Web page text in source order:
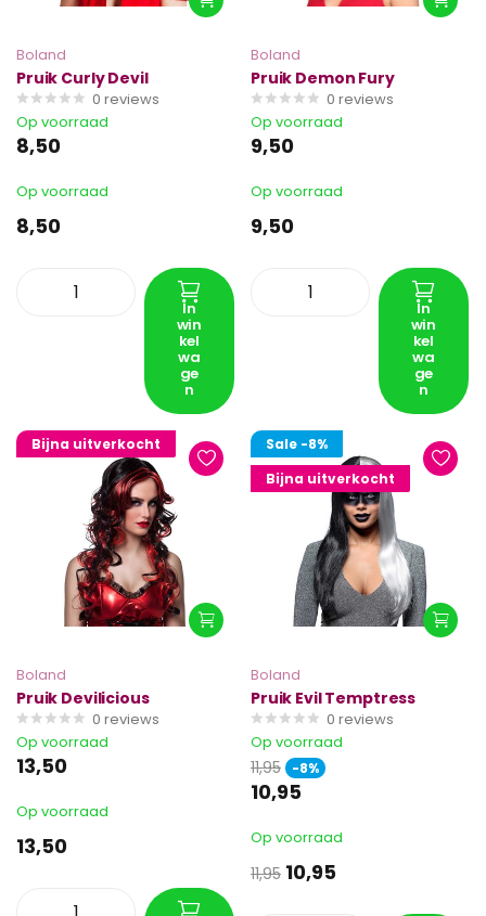
Boland
Pruik Curly Devil
0 reviews
Op voorraad
8,50
Op voorraad
8,50
In
win
kel
wa
ge
n
Boland
Pruik Demon Fury
0 reviews
Op voorraad
9,50
Op voorraad
9,50
In
win
kel
wa
ge
n
Bijna uitverkocht
Boland
Pruik Devilicious
0 reviews
Op voorraad
13,50
Op voorraad
13,50
Sale -8%
Bijna uitverkocht
Boland
Pruik Evil Temptress
0 reviews
Op voorraad
11,95 -8%
10,95
Op voorraad
11,95 10,95